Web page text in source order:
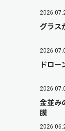
グラス
ドロ
金並み
膜